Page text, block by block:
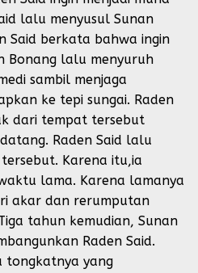
lalu menyusul Sunan
Said berkata bahwa ingin
Bonang lalu menyuruh
sambil menjaga
ke tepi sungai. Raden
dari tempat tersebut
Raden Said lalu
Karena itu,ia
lama. Karena lamanya
akar dan rerumputan
tahun kemudian, Sunan
Raden Said.
tongkatnya yang